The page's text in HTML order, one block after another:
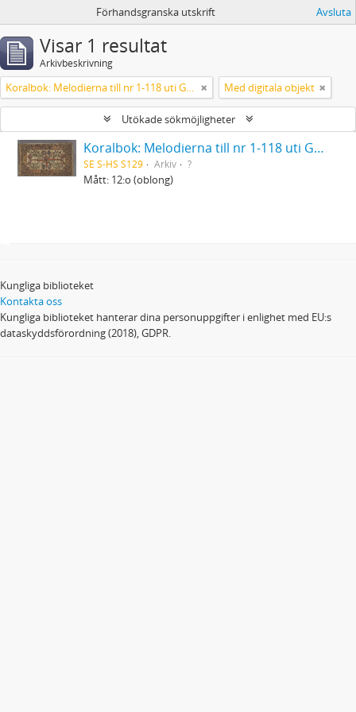
Förhandsgranska utskrift Avsluta
Visar 1 resultat
Arkivbeskrivning
Koralbok: Melodierna till nr 1-118 uti Gamla Psalmboken, enstämmigt satta Med digitala objekt
Utökade sökmöjligheter
Koralbok: Melodierna till nr 1-118 uti Gamla Psalmboken, enstämmigt satta
SE S-HS S129 Arkiv ?
Mått: 12:o (oblong)
Kungliga biblioteket
Kontakta oss
Kungliga biblioteket hanterar dina personuppgifter i enlighet med EU:s
dataskyddsförordning (2018), GDPR.